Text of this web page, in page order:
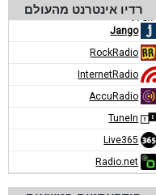
רדיו אינטרנט מהעולם
Jango
RockRadio
InternetRadio
AccuRadio
TuneIn
Live365
Radio.net